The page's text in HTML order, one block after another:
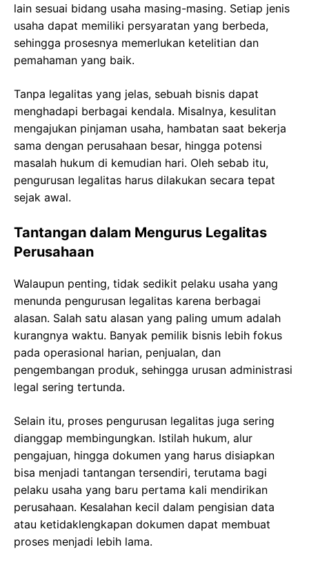
lain sesuai bidang usaha masing-masing. Setiap jenis
usaha dapat memiliki persyaratan yang berbeda,
sehingga prosesnya memerlukan ketelitian dan
pemahaman yang baik.
Tanpa legalitas yang jelas, sebuah bisnis dapat
menghadapi berbagai kendala. Misalnya, kesulitan
mengajukan pinjaman usaha, hambatan saat bekerja
sama dengan perusahaan besar, hingga potensi
masalah hukum di kemudian hari. Oleh sebab itu,
pengurusan legalitas harus dilakukan secara tepat
sejak awal.
Tantangan dalam Mengurus Legalitas
Perusahaan
Walaupun penting, tidak sedikit pelaku usaha yang
menunda pengurusan legalitas karena berbagai
alasan. Salah satu alasan yang paling umum adalah
kurangnya waktu. Banyak pemilik bisnis lebih fokus
pada operasional harian, penjualan, dan
pengembangan produk, sehingga urusan administrasi
legal sering tertunda.
Selain itu, proses pengurusan legalitas juga sering
dianggap membingungkan. Istilah hukum, alur
pengajuan, hingga dokumen yang harus disiapkan
bisa menjadi tantangan tersendiri, terutama bagi
pelaku usaha yang baru pertama kali mendirikan
perusahaan. Kesalahan kecil dalam pengisian data
atau ketidaklengkapan dokumen dapat membuat
proses menjadi lebih lama.